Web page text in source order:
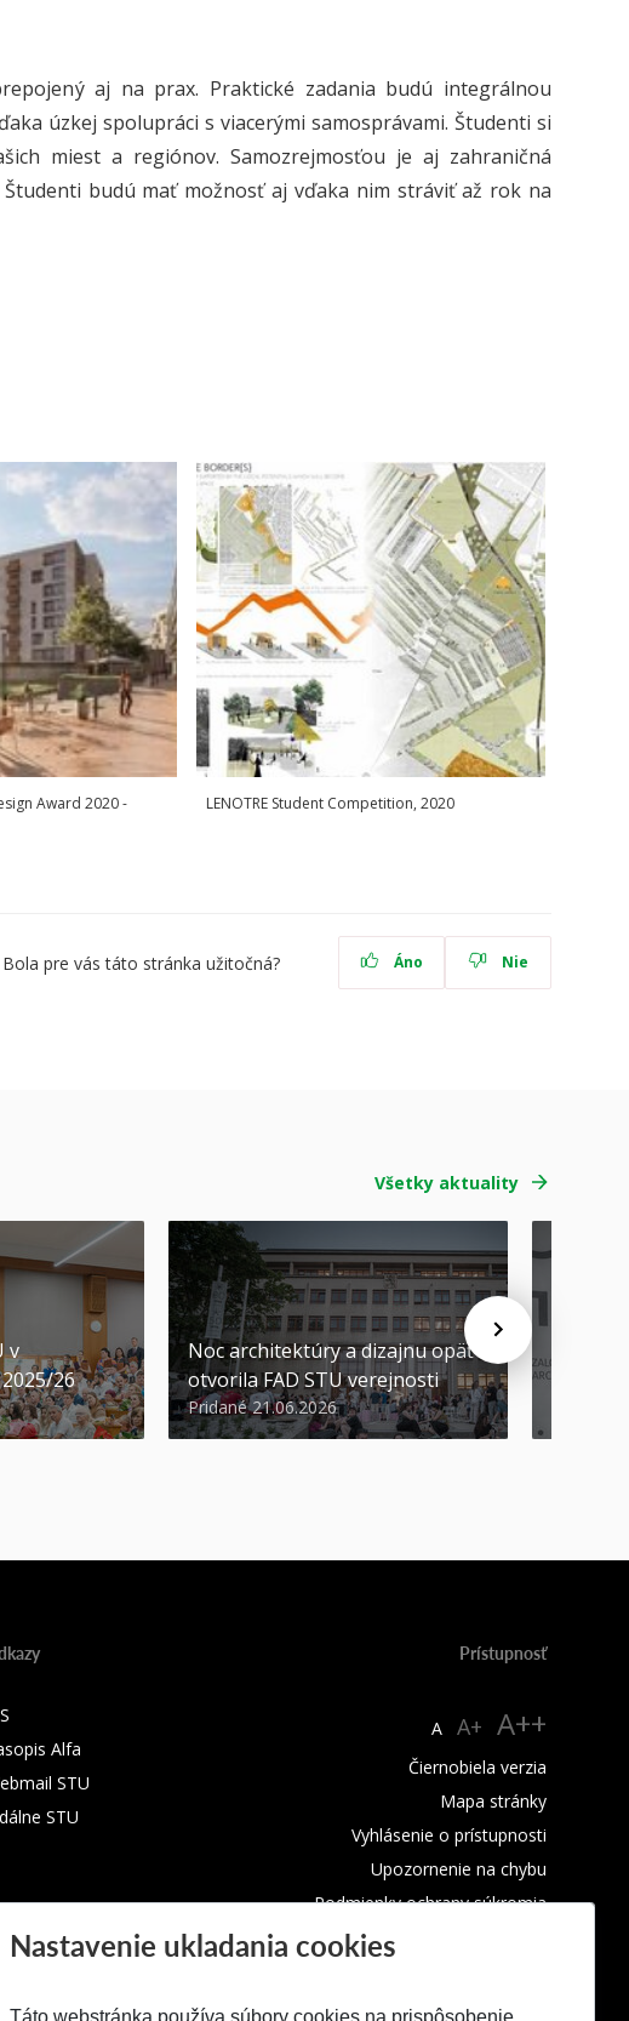
aj na prax. Praktické zadania budú integrálnou
úzkej spolupráci s viacerými samosprávami. Študenti si
miest a regiónov. Samozrejmosťou je aj zahraničná
budú mať možnosť aj vďaka nim stráviť až rok na
Award 2020 -
LENOTRE Student Competition, 2020
Bola pre vás táto stránka užitočná? Áno Nie
Všetky aktuality
v
26
Noc architektúry a dizajnu opäť
otvorila FAD STU verejnosti
Pridané 21.06.2026
Alfa
STU
STU
Prístupnosť
A A+ A++
Čiernobiela verzia
Mapa stránky
Vyhlásenie o prístupnosti
Upozornenie na chybu
Podmienky ochrany súkromia
Nastavenie ukladania cookies
Táto webstránka používa súbory cookies na prispôsobenie